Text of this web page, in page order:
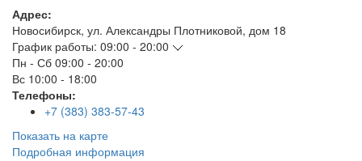
Адрес:
Новосибирск, ул. Александры Плотниковой, дом 18
График работы: 09:00 - 20:00
Пн - Сб 09:00 - 20:00
Вс 10:00 - 18:00
Телефоны:
+7 (383) 383-57-43
Показать на карте
Подробная информация